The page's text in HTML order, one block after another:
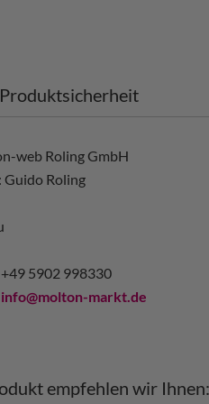
web Roling GmbH
Guido Roling
5902 998330
info@molton-markt.de
empfehlen wir Ihnen: